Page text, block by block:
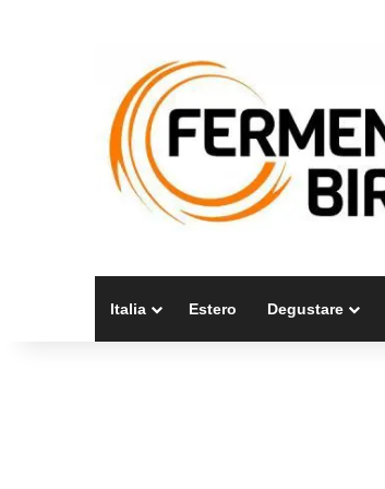
Italia Estero Degustare